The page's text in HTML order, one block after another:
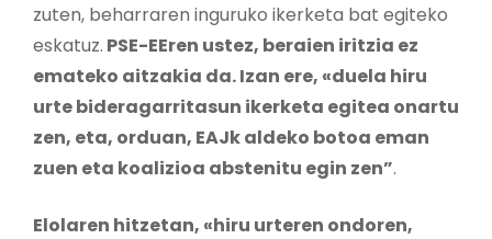
zuten, beharraren inguruko ikerketa bat egiteko
eskatuz. PSE-EEren ustez, beraien iritzia ez
emateko aitzakia da. Izan ere, «duela hiru
urte bideragarritasun ikerketa egitea onartu
zen, eta, orduan, EAJk aldeko botoa eman
zuen eta koalizioa abstenitu egin zen”.
Elolaren hitzetan, «hiru urteren ondoren,